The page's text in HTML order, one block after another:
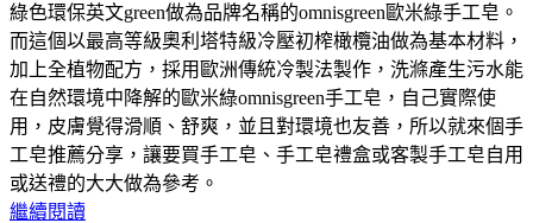
綠色環保英文green做為品牌名稱的omnisgreen歐米綠手工皂。
而這個以最高等級奧利塔特級冷壓初榨橄欖油做為基本材料，
加上全植物配方，採用歐洲傳統冷製法製作，洗滌產生污水能
在自然環境中降解的歐米綠omnisgreen手工皂，自己實際使
用，皮膚覺得滑順、舒爽，並且對環境也友善，所以就來個手
工皂推薦分享，讓要買手工皂、手工皂禮盒或客製手工皂自用
或送禮的大大做為參考。
繼續閱讀